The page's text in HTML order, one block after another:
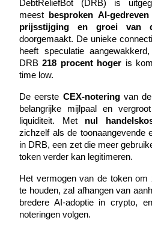
Grijp langetermijnwinst en
DebtReliefBot (DRB) is
meest besproken AI-
prijsstijging en groei van
doorgemaakt. De unieke
heeft speculatie
DRB 218 procent hoger is
time low.
De eerste CEX-notering van
belangrijke mijlpaal en
liquiditeit. Met nul
zichzelf als de toonaangevende
in DRB, een zet die meer
token verder kan legitimeren.
Het vermogen van de token om
te houden, zal afhangen van
bredere AI-adoptie in crypto,
noteringen volgen.